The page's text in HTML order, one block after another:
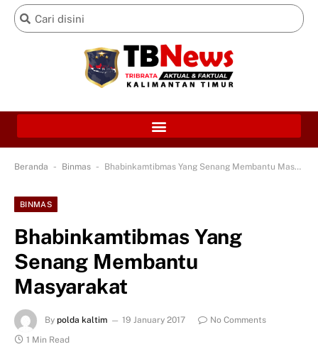
Beranda - Binmas - Bhabinkamtibmas Yang Senang Membantu Masyarakat
BINMAS
Bhabinkamtibmas Yang
Senang Membantu
Masyarakat
By polda kaltim 19 January 2017
No Comments
1 Min Read